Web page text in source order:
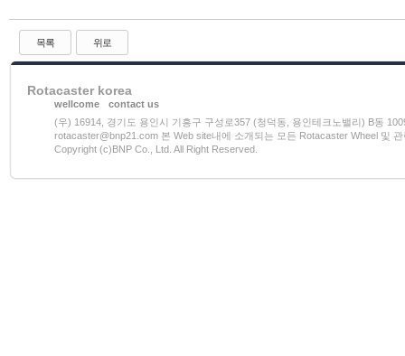
목록 위로
Rotacaster korea
wellcome
contact us
(우) 16914, 경기도 용인시 기흥구 구성로357 (청덕동, 용인테크노밸리) B동
rotacaster@bnp21.com 본 Web site내에 소개되는 모든 Rotacaster Wheel 및
Copyright (c)BNP Co., Ltd. All Right Reserved.